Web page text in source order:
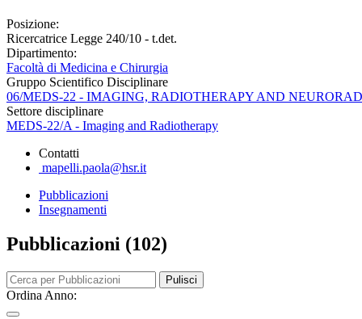
Posizione:
Ricercatrice Legge 240/10 - t.det.
Dipartimento:
Facoltà di Medicina e Chirurgia
Gruppo Scientifico Disciplinare
06/MEDS-22 - IMAGING, RADIOTHERAPY AND
Settore disciplinare
MEDS-22/A - Imaging and Radiotherapy
Contatti
mapelli.paola@hsr.it
Pubblicazioni
Insegnamenti
Pubblicazioni (102)
Pulisci
Ordina Anno: